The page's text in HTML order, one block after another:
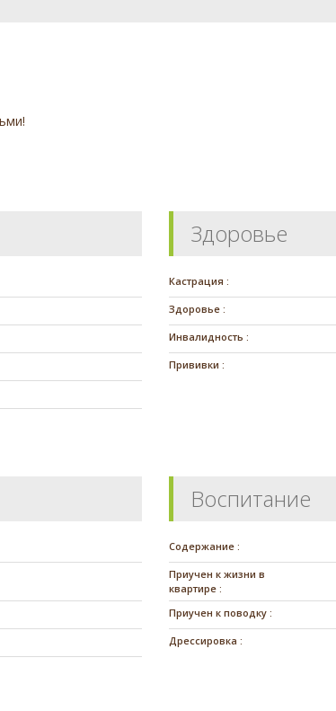
Здоровье
Кастрация :
Здоровье :
Инвалидность :
Прививки :
Воспитание
Содержание :
Приучен к жизни в
квартире :
Приучен к поводку :
Дрессировка :